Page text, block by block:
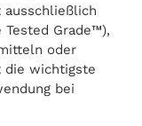
ausschließlich
Grade™),
oder
die wichtigste
bei